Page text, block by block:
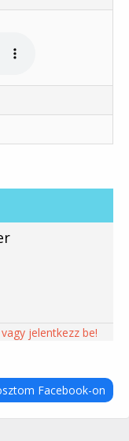
jelentkezz be!
Facebook-on